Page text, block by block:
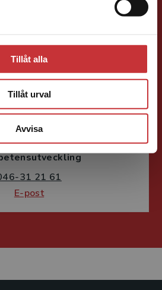
Tillåt alla
Tillåt urval
Avvisa
Borg-Törn
Kurslitteratur och
31 21 61
E-post